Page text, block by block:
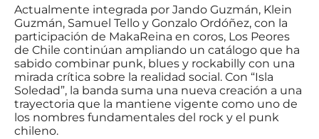
Actualmente integrada por Jando Guzmán, Klein
Guzmán, Samuel Tello y Gonzalo Ordóñez, con la
participación de MakaReina en coros, Los Peores
de Chile continúan ampliando un catálogo que ha
sabido combinar punk, blues y rockabilly con una
mirada crítica sobre la realidad social. Con “Isla
Soledad”, la banda suma una nueva creación a una
trayectoria que la mantiene vigente como uno de
los nombres fundamentales del rock y el punk
chileno.